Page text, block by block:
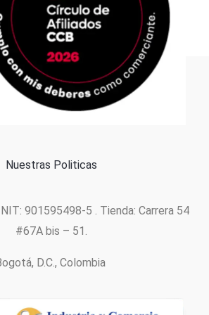
Formas de pago
Nuestras Politicas
901595498-5 . Tienda: Carrera 54
#67A bis – 51.
D.C., Colombia